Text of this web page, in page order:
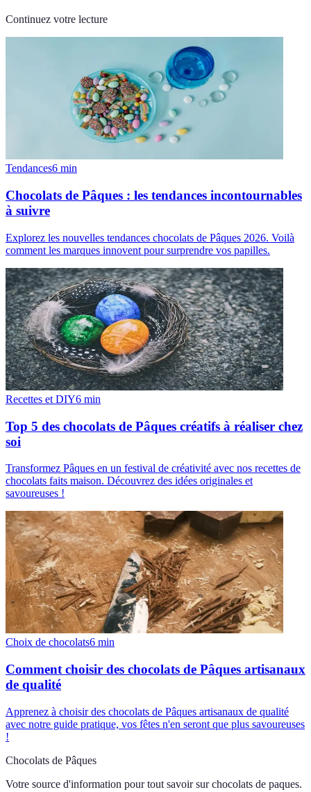
Continuez votre lecture
Tendances6 min
Chocolats de Pâques : les tendances incontournables
à suivre
Explorez les nouvelles tendances chocolats de Pâques 2026. Voilà
comment les marques innovent pour surprendre vos papilles.
Recettes et DIY6 min
Top 5 des chocolats de Pâques créatifs à réaliser chez
soi
Transformez Pâques en un festival de créativité avec nos recettes de
chocolats faits maison. Découvrez des idées originales et
savoureuses !
Choix de chocolats6 min
Comment choisir des chocolats de Pâques artisanaux
de qualité
Apprenez à choisir des chocolats de Pâques artisanaux de qualité
avec notre guide pratique, vos fêtes n'en seront que plus savoureuses
!
Chocolats de Pâques
Votre source d'information pour tout savoir sur chocolats de paques.